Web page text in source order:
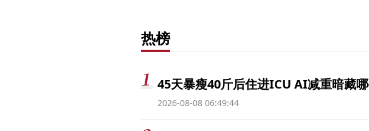
热榜
45天暴瘦40斤后住进ICU AI减重暗藏
2026-08-08 06:49:44